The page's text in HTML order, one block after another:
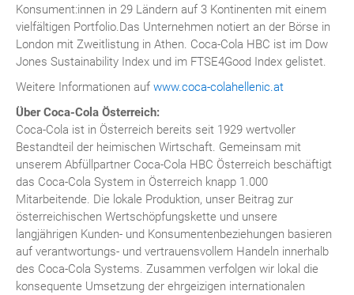
Konsument:innen in 29 Ländern auf 3 Kontinenten mit einem
vielfältigen Portfolio.Das Unternehmen notiert an der Börse in
London mit Zweitlistung in Athen. Coca-Cola HBC ist im Dow
Jones Sustainability Index und im FTSE4Good Index gelistet.
Weitere Informationen auf www.coca-colahellenic.at
Über Coca-Cola Österreich:
Coca-Cola ist in Österreich bereits seit 1929 wertvoller
Bestandteil der heimischen Wirtschaft. Gemeinsam mit
unserem Abfüllpartner Coca-Cola HBC Österreich beschäftigt
das Coca-Cola System in Österreich knapp 1.000
Mitarbeitende. Die lokale Produktion, unser Beitrag zur
österreichischen Wertschöpfungskette und unsere
langjährigen Kunden- und Konsumentenbeziehungen basieren
auf verantwortungs- und vertrauensvollem Handeln innerhalb
des Coca-Cola Systems. Zusammen verfolgen wir lokal die
konsequente Umsetzung der ehrgeizigen internationalen